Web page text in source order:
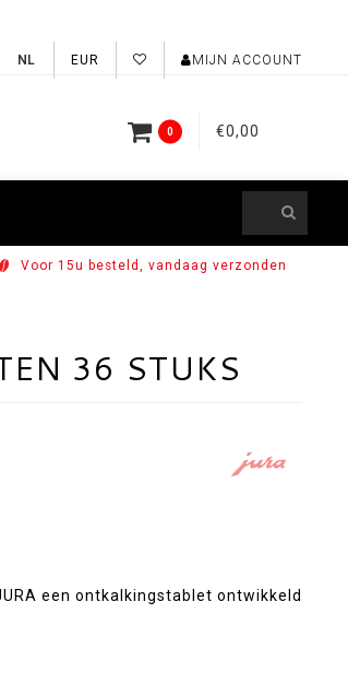
EUR MIJN ACCOUNT
0 €0,00
Voor 15u besteld, vandaag verzonden
36 STUKS
een ontkalkingstablet ontwikkeld